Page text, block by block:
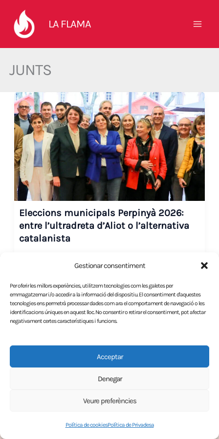
Gestionar consentiment
Per oferir les millors experiències, utilitzem tecnologies com les galetes per
emmagatzemar i/o accedir a la informació del dispositiu. El consentiment d'aquestes
tecnologies ens permetrà processar dades com ara el comportament de navegació o les
identificacions úniques en aquest lloc. No consentir o retirar el consentiment, pot afectar
negativament certes característiques i funcions.
Acceptar
Denegar
Veure preferències
Política de cookiesPolítica de Privadesa
contingut
LA FLAMA
JUNTS
Eleccions municipals Perpinyà 2026:
entre l’ultradreta d’Aliot o l’alternativa
catalanista
El projecte
Avís Legal
Política de cookies (UE)
Copyright © 2026 LA FLAMA